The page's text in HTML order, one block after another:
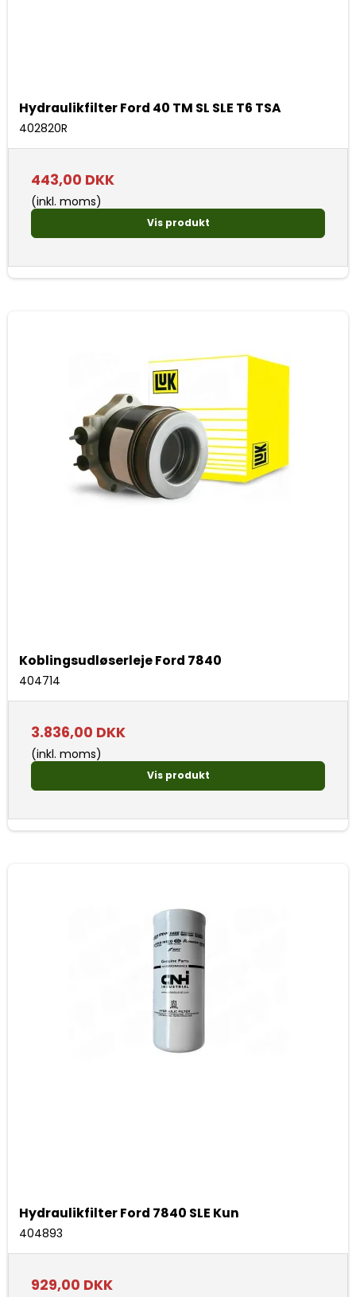
Hydraulikfilter Ford 40 TM SL SLE T6 TSA
402820R
443,00 DKK
(inkl. moms)
Vis produkt
Koblingsudløserleje Ford 7840
404714
3.836,00 DKK
(inkl. moms)
Vis produkt
Hydraulikfilter Ford 7840 SLE Kun
404893
929,00 DKK